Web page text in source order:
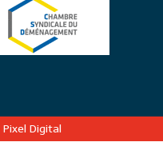
Pixel Digital